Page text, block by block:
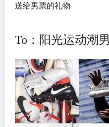
送给男票的礼物
To：阳光运动潮男